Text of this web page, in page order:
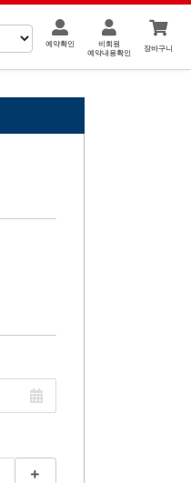
예약확인
비회원
예약내용확인
장바구니